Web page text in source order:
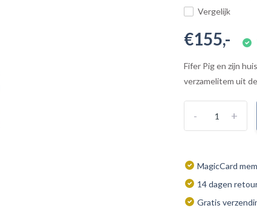
Vergelijk
€155,-
Fifer Pig en zijn
verzamelitem uit
+
-
MagicCard
14 dagen
Gratis